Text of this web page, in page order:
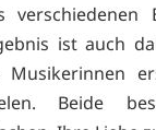
verschiedenen
ist auch
Beide